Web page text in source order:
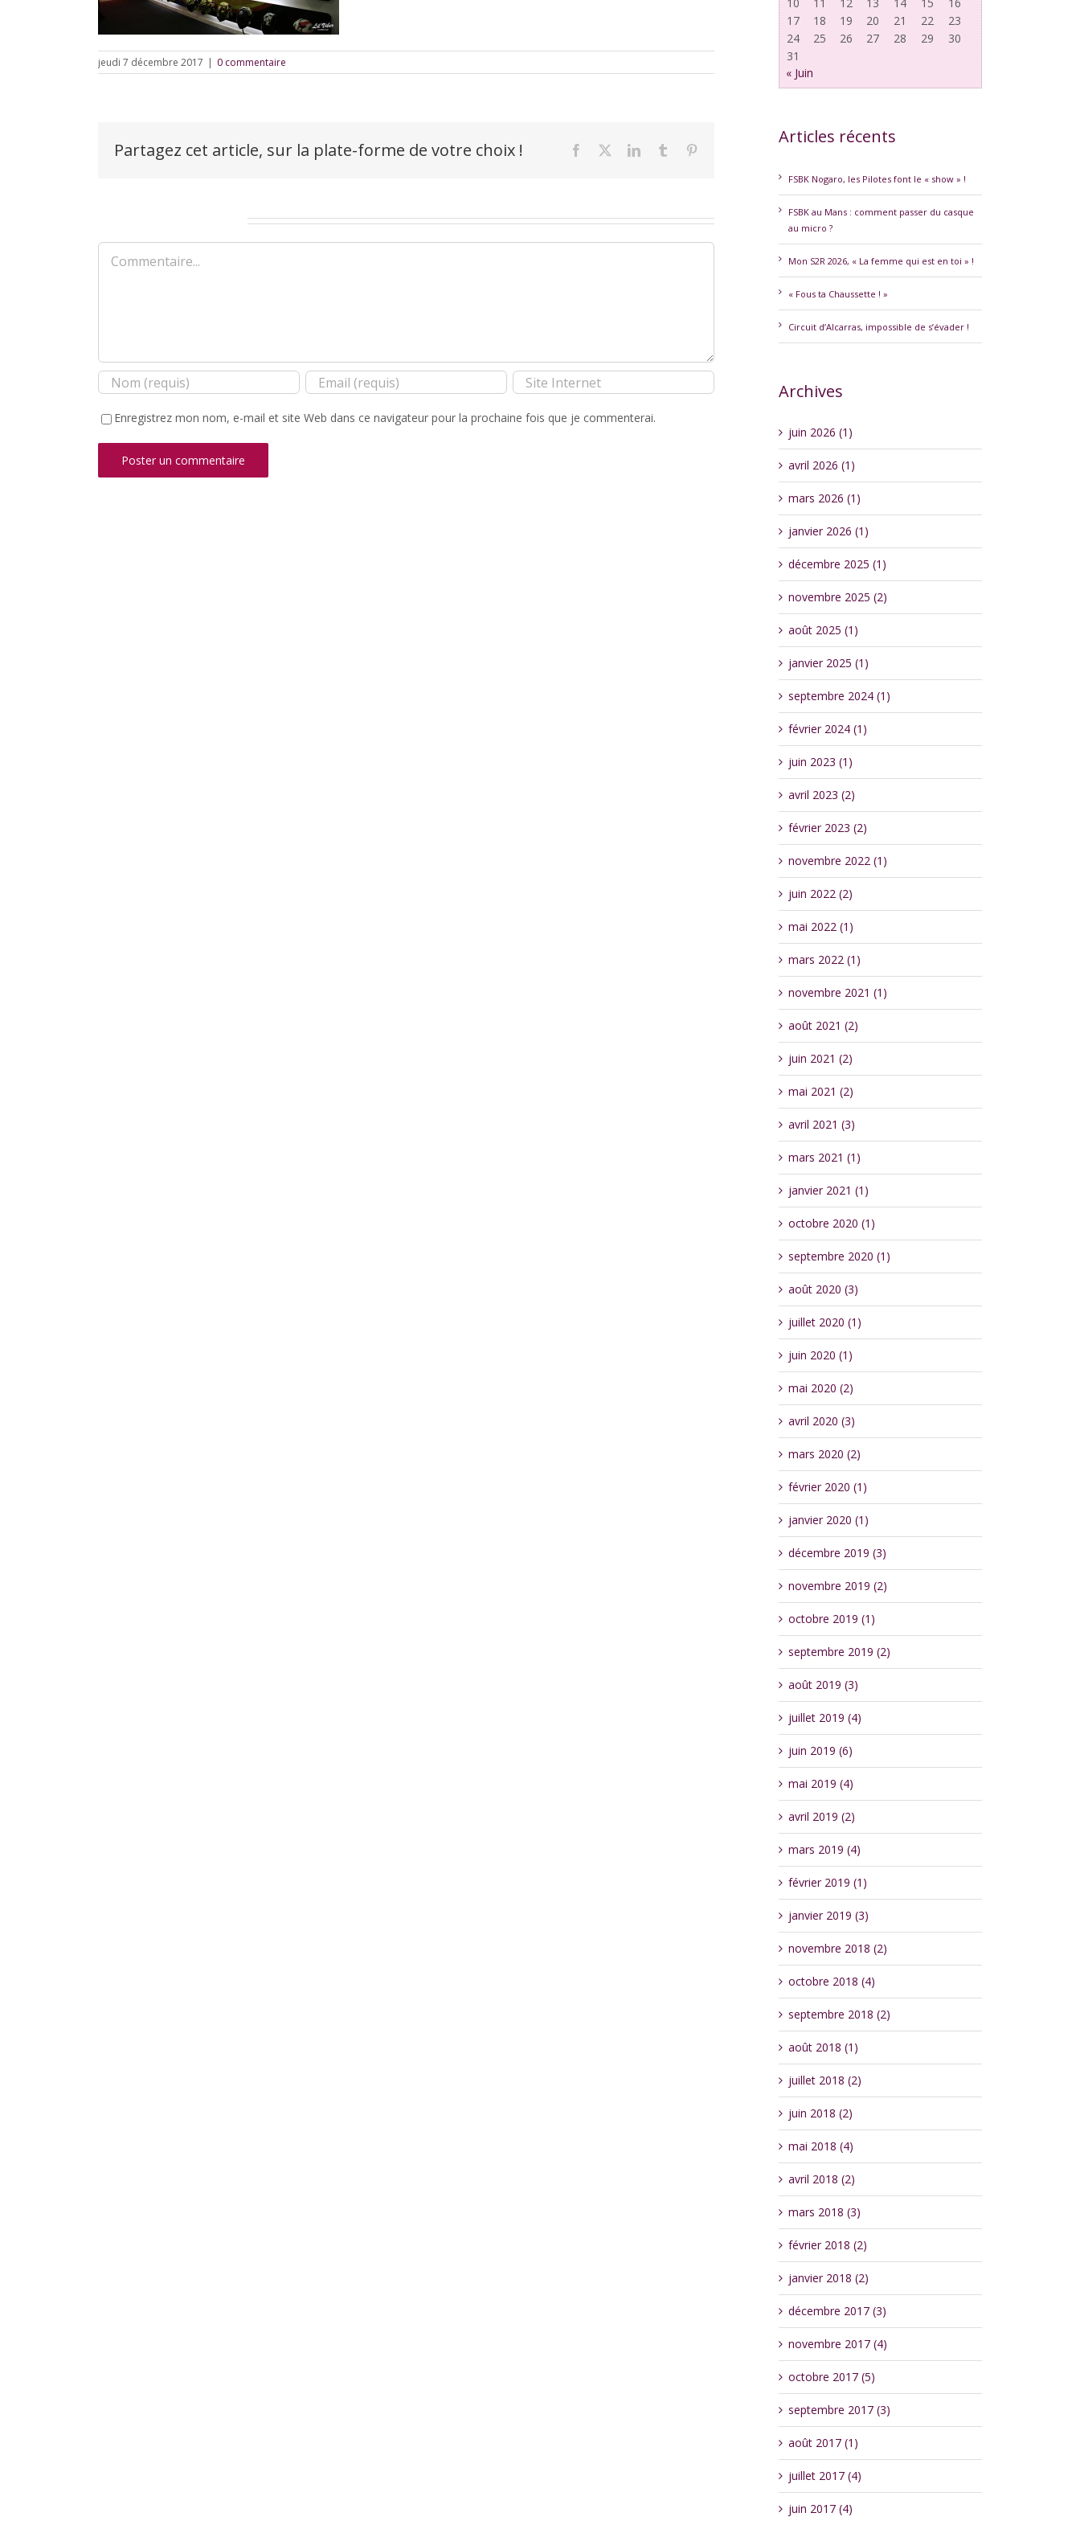
jeudi 7 décembre 2017 | 0 commentaire
Partagez cet article, sur la plate-forme de votre choix ! Facebook LinkedInTumblr
Commentaire
Enregistrez mon nom, e-mail et site Web dans ce navigateur pour la prochaine fois que je commenterai.
17
18 19 20 21 22
23
24
25 26 27 28 29
30
31
« Juin
Articles récents
FSBK Nogaro, les Pilotes font le « show » !
FSBK au Mans : comment passer du casque
au micro ?
Mon S2R 2026, « La femme qui est en toi » !
« Fous ta Chaussette ! »
Circuit d’Alcarras, impossible de s’évader !
Archives
juin 2026 (1)
avril 2026 (1)
mars 2026 (1)
janvier 2026 (1)
décembre 2025 (1)
novembre 2025 (2)
août 2025 (1)
janvier 2025 (1)
septembre 2024 (1)
février 2024 (1)
juin 2023 (1)
avril 2023 (2)
février 2023 (2)
novembre 2022 (1)
juin 2022 (2)
mai 2022 (1)
mars 2022 (1)
novembre 2021 (1)
août 2021 (2)
juin 2021 (2)
mai 2021 (2)
avril 2021 (3)
mars 2021 (1)
janvier 2021 (1)
octobre 2020 (1)
septembre 2020 (1)
août 2020 (3)
juillet 2020 (1)
juin 2020 (1)
mai 2020 (2)
avril 2020 (3)
mars 2020 (2)
février 2020 (1)
janvier 2020 (1)
décembre 2019 (3)
novembre 2019 (2)
octobre 2019 (1)
septembre 2019 (2)
août 2019 (3)
juillet 2019 (4)
juin 2019 (6)
mai 2019 (4)
avril 2019 (2)
mars 2019 (4)
février 2019 (1)
janvier 2019 (3)
novembre 2018 (2)
octobre 2018 (4)
septembre 2018 (2)
août 2018 (1)
juillet 2018 (2)
juin 2018 (2)
mai 2018 (4)
avril 2018 (2)
mars 2018 (3)
février 2018 (2)
janvier 2018 (2)
décembre 2017 (3)
novembre 2017 (4)
octobre 2017 (5)
septembre 2017 (3)
août 2017 (1)
juillet 2017 (4)
juin 2017 (4)